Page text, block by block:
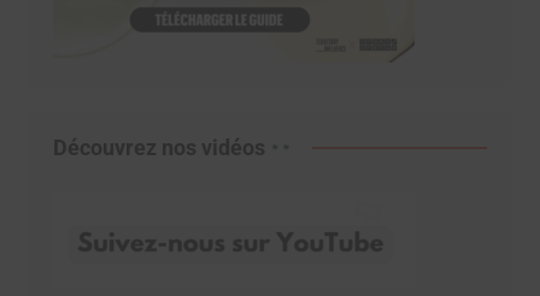
Découvrez nos vidéos